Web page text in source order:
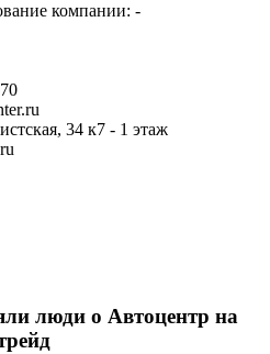
компании: -
34 к7 - 1 этаж
люди о Автоцентр на